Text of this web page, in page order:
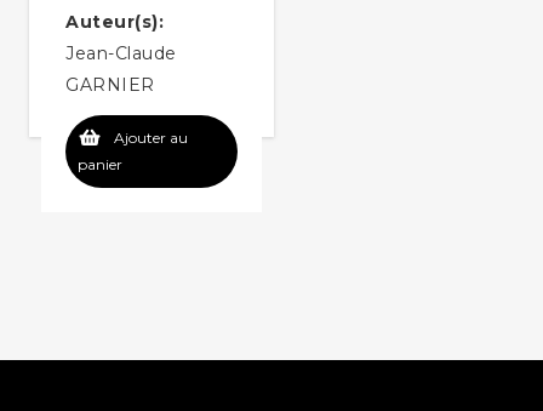
Auteur(s):
Jean-Claude
GARNIER
Ajouter au
panier